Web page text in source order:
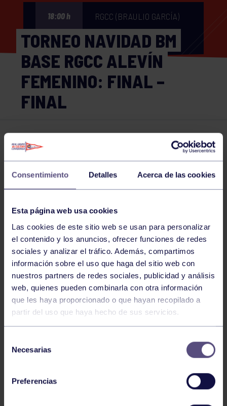
Consentimiento Detalles Acerca de las cookies
Esta página web usa cookies
Las cookies de este sitio web se usan para personalizar
el contenido y los anuncios, ofrecer funciones de redes
sociales y analizar el tráfico. Además, compartimos
información sobre el uso que haga del sitio web con
nuestros partners de redes sociales, publicidad y análisis
web, quienes pueden combinarla con otra información
que les haya proporcionado o que hayan recopilado a
partir del uso que haya hecho de sus servicios.
Necesarias
Preferencias
18:00 h RGCC (BRAULIO GARCÍA)
TORNEO NAVIDAD BM
BASE RGCC ALEVÍN
FEMENINO: FINAL –
FINAL
Comparte
NOTICIAS RELACIONADAS
Balonmano 25 May 2026
ESPAÑA